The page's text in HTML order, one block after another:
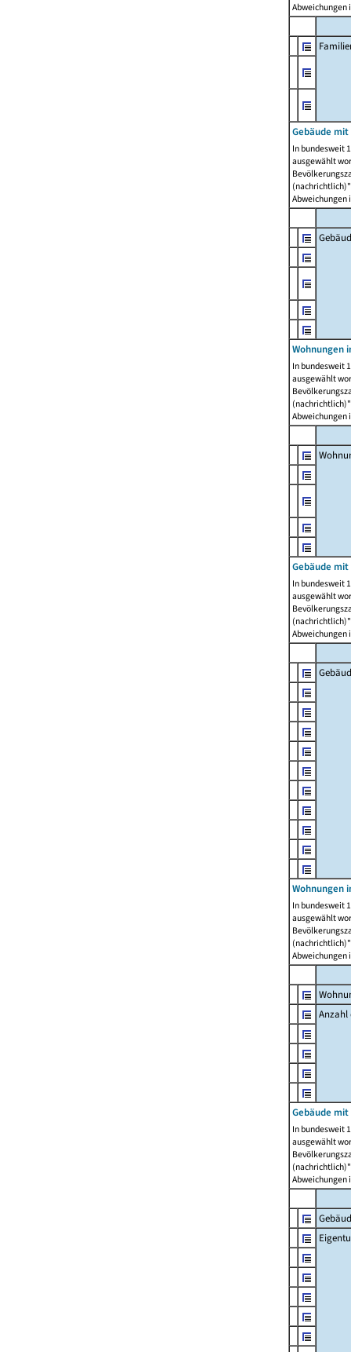
Abweichungen
Gebäude
In bundesweit
ausgewählt
Abweichungen
Wohnungen
In bundesweit
ausgewählt
Abweichungen
Gebäude
In bundesweit
ausgewählt
Abweichungen
Wohnungen
In bundesweit
ausgewählt
Abweichungen
Anzahl
Gebäude
In bundesweit
ausgewählt
Abweichungen